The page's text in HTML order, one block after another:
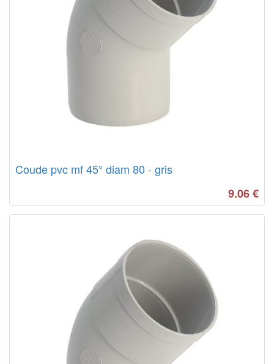
Coude pvc mf 45° diam 80 - gris
9.06€